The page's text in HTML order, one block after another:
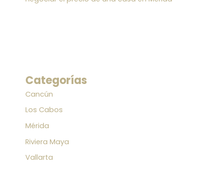
Categorías
Cancún
Los Cabos
Mérida
Riviera Maya
Vallarta